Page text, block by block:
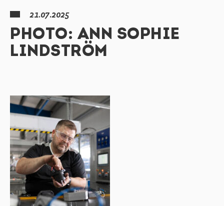
21.07.2025
PHOTO: ANN SOPHIE
LINDSTRÖM